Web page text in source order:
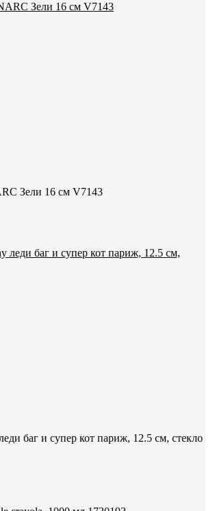
Зели 16 см V7143
баг и супер кот париж, 12.5 см, стекло